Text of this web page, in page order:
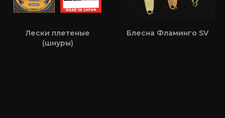
Лески плетеные
(шнуры)
Блесна Фламинго SV